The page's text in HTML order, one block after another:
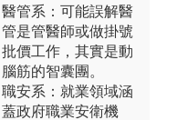
醫管系：可能誤解醫
管是管醫師或做掛號
批價工作，其實是動
腦筋的智囊團。
職安系：就業領域涵
蓋政府職業安衛機